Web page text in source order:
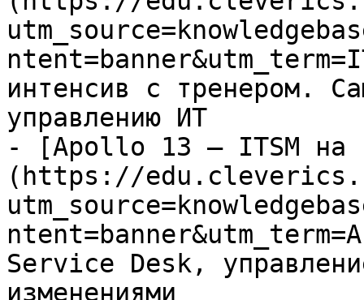
интенсив с тренером.
управлению ИТ
- [Apollo 13 — ITSM на
(https://
Service Desk,
изменениями